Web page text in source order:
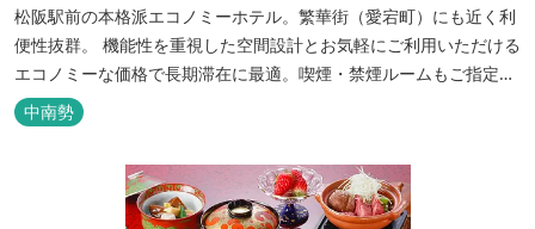
松阪駅前の本格派エコノミーホテル。繁華街（愛宕町）にも近く利
便性抜群。 機能性を重視した空間設計とお気軽にご利用いただける
エコノミーな価格で長期滞在に最適。喫煙・禁煙ルームもご指定い
ただけます。 無料サービス ・３０種類以上の和洋朝食ビュッフェ
（6:30～9:30） ・アルコールも無料のウェルカムドリンクサービス
（18:00～20:00）
中南勢